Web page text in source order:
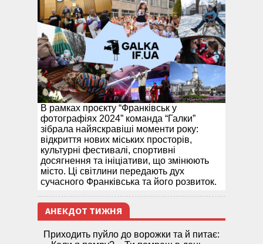
В рамках проєкту “Франківськ у
фотографіях 2024” команда “Галки”
зібрала найяскравіші моменти року:
відкриття нових міських просторів,
культурні фестивалі, спортивні
досягнення та ініціативи, що змінюють
місто. Ці світлини передають дух
сучасного Франківська та його розвиток.
АНЕКДОТ ТИЖНЯ
Приходить пуйло до ворожки та й питає: